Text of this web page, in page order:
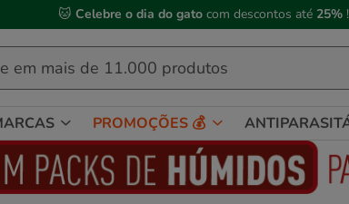
📅 Compre até às13h00 e receba a sua encomenda no
PROMOÇÕES 💰